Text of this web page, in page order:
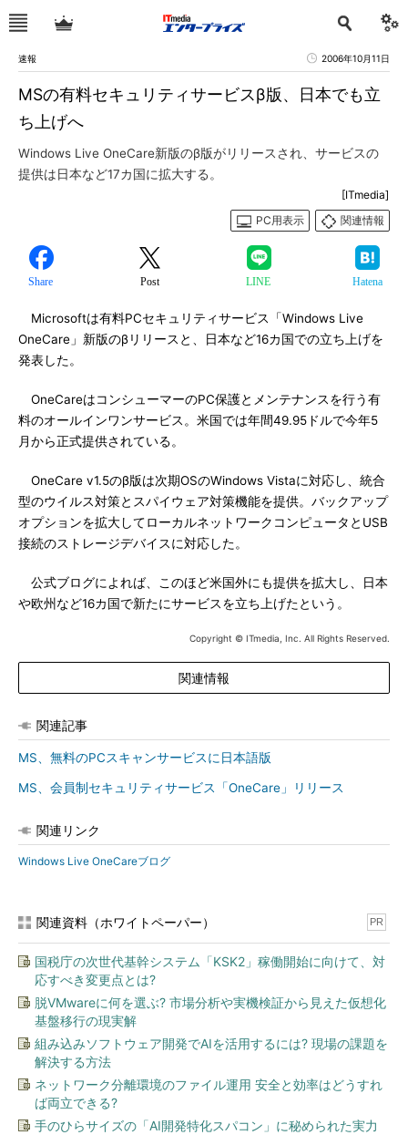
速報 2006年10月11日
MSの有料セキュリティサービスβ版、日本でも立
ち上げへ
Windows Live OneCare新版のβ版がリリースされ、サービスの
提供は日本など17カ国に拡大する。
[ITmedia]
PC用表示
関連情報
Share Post LINE Hatena
Microsoftは有料PCセキュリティサービス「Windows Live
OneCare」新版のβリリースと、日本など16カ国での立ち上げを
発表した。
OneCareはコンシューマーのPC保護とメンテナンスを行う有
料のオールインワンサービス。米国では年間49.95ドルで今年5
月から正式提供されている。
OneCare v1.5のβ版は次期OSのWindows Vistaに対応し、統合
型のウイルス対策とスパイウェア対策機能を提供。バックアップ
オプションを拡大してローカルネットワークコンピュータとUSB
接続のストレージデバイスに対応した。
公式ブログによれば、このほど米国外にも提供を拡大し、日本
や欧州など16カ国で新たにサービスを立ち上げたという。
Copyright © ITmedia, Inc. All Rights Reserved.
関連情報
関連記事
MS、無料のPCスキャンサービスに日本語版
MS、会員制セキュリティサービス「OneCare」リリース
関連リンク
Windows Live OneCareブログ
関連資料（ホワイトペーパー） PR
国税庁の次世代基幹システム「KSK2」稼働開始に向けて、対
応すべき変更点とは?
脱VMwareに何を選ぶ? 市場分析や実機検証から見えた仮想化
基盤移行の現実解
組み込みソフトウェア開発でAIを活用するには? 現場の課題を
解決する方法
ネットワーク分離環境のファイル運用 安全と効率はどうすれ
ば両立できる?
手のひらサイズの「AI開発特化スパコン」に秘められた実力